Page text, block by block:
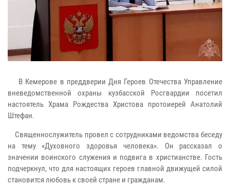
В Кемерове в преддверии Дня Героев Отечества Управление
вневедомственной охраны кузбасской Росгвардии посетил
настоятель Храма Рождества Христова протоиерей Анатолий
Штефан.
Священнослужитель провел с сотрудниками ведомства беседу
на тему «Духовного здоровья человека». Он рассказал о
значении воинского служения и подвига в христианстве. Гость
подчеркнул, что для настоящих героев главной движущей силой
становится любовь к своей стране и гражданам.